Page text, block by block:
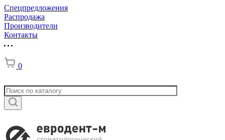
Спецпредложения
Распродажа
Производители
Контакты
0